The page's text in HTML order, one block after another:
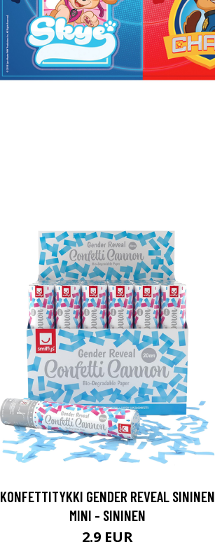
KONFETTITYKKI GENDER REVEAL SININEN
MINI - SININEN
2.9 EUR